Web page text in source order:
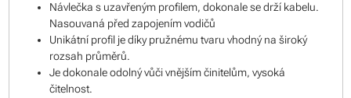
Návlečka s uzavřeným profilem, dokonale se drží kabelu.
Nasouvaná před zapojením vodičů
Unikátní profil je díky pružnému tvaru vhodný na široký
rozsah průměrů.
Je dokonale odolný vůči vnějším činitelům, vysoká
čitelnost.